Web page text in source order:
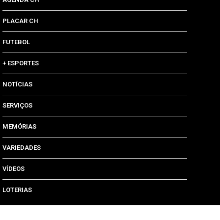
PLACAR CH
FUTEBOL
+ ESPORTES
NOTÍCIAS
SERVIÇOS
MEMÓRIAS
VARIEDADES
VÍDEOS
LOTERIAS